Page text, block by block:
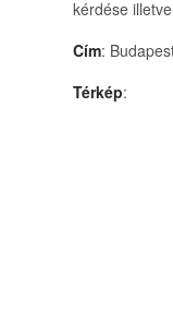
kérdése
Cím:
Térkép: